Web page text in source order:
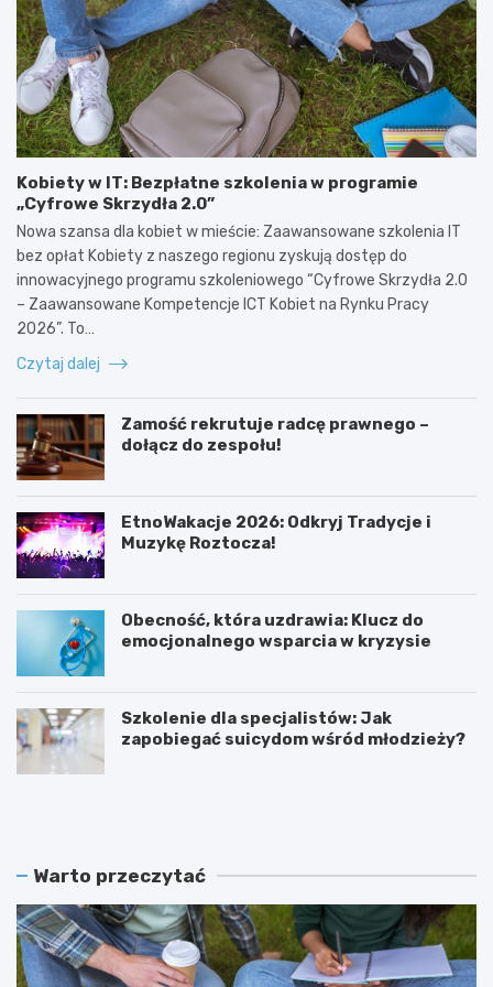
Kobiety w IT: Bezpłatne szkolenia w programie
„Cyfrowe Skrzydła 2.0”
Nowa szansa dla kobiet w mieście: Zaawansowane szkolenia IT
bez opłat Kobiety z naszego regionu zyskują dostęp do
innowacyjnego programu szkoleniowego “Cyfrowe Skrzydła 2.0
– Zaawansowane Kompetencje ICT Kobiet na Rynku Pracy
2026”. To…
Czytaj dalej
Zamość rekrutuje radcę prawnego –
dołącz do zespołu!
EtnoWakacje 2026: Odkryj Tradycje i
Muzykę Roztocza!
Obecność, która uzdrawia: Klucz do
emocjonalnego wsparcia w kryzysie
Szkolenie dla specjalistów: Jak
zapobiegać suicydom wśród młodzieży?
K
t
w
I
T
:
Z
ć
e
k
r
u
Warto przeczytać